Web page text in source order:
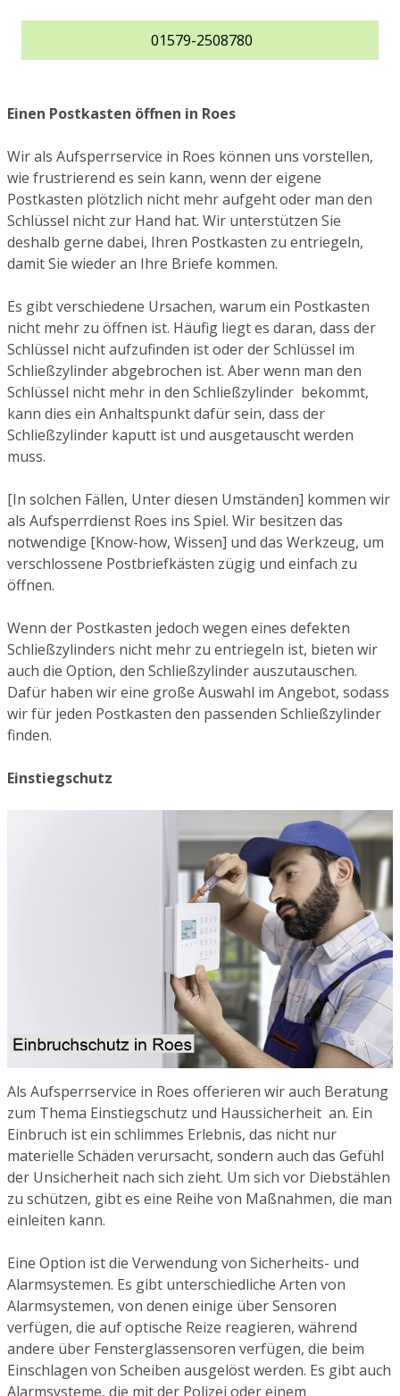
01579-2508780
Einen Postkasten öffnen in Roes
Wir als Aufsperrservice in Roes können uns vorstellen,
wie frustrierend es sein kann, wenn der eigene
Postkasten plötzlich nicht mehr aufgeht oder man den
Schlüssel nicht zur Hand hat. Wir unterstützen Sie
deshalb gerne dabei, Ihren Postkasten zu entriegeln,
damit Sie wieder an Ihre Briefe kommen.
Es gibt verschiedene Ursachen, warum ein Postkasten
nicht mehr zu öffnen ist. Häufig liegt es daran, dass der
Schlüssel nicht aufzufinden ist oder der Schlüssel im
Schließzylinder abgebrochen ist. Aber wenn man den
Schlüssel nicht mehr in den Schließzylinder bekommt,
kann dies ein Anhaltspunkt dafür sein, dass der
Schließzylinder kaputt ist und ausgetauscht werden
muss.
[In solchen Fällen, Unter diesen Umständen] kommen wir
als Aufsperrdienst Roes ins Spiel. Wir besitzen das
notwendige [Know-how, Wissen] und das Werkzeug, um
verschlossene Postbriefkästen zügig und einfach zu
öffnen.
Wenn der Postkasten jedoch wegen eines defekten
Schließzylinders nicht mehr zu entriegeln ist, bieten wir
auch die Option, den Schließzylinder auszutauschen.
Dafür haben wir eine große Auswahl im Angebot, sodass
wir für jeden Postkasten den passenden Schließzylinder
finden.
Einstiegschutz
Als Aufsperrservice in Roes offerieren wir auch Beratung
zum Thema Einstiegschutz und Haussicherheit an. Ein
Einbruch ist ein schlimmes Erlebnis, das nicht nur
materielle Schäden verursacht, sondern auch das Gefühl
der Unsicherheit nach sich zieht. Um sich vor Diebstählen
zu schützen, gibt es eine Reihe von Maßnahmen, die man
einleiten kann.
Eine Option ist die Verwendung von Sicherheits- und
Alarmsystemen. Es gibt unterschiedliche Arten von
Alarmsystemen, von denen einige über Sensoren
verfügen, die auf optische Reize reagieren, während
andere über Fensterglassensoren verfügen, die beim
Einschlagen von Scheiben ausgelöst werden. Es gibt auch
Alarmsysteme, die mit der Polizei oder einem